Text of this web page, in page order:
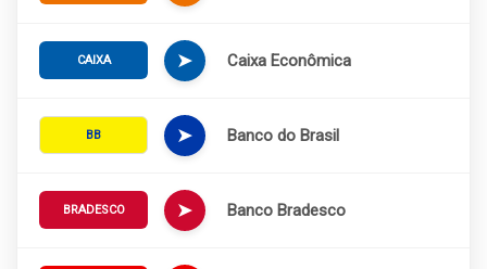
CAIXA ➤ Caixa Econômica
BB ➤ Banco do Brasil
BRADESCO ➤ Banco Bradesco